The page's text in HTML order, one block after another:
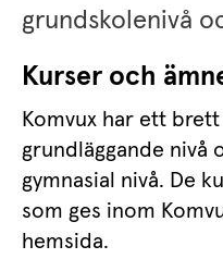
grundskolenivå
Kurser och
Komvux har ett
grundläggande nivå
gymnasial nivå. De
som ges inom
hemsida.